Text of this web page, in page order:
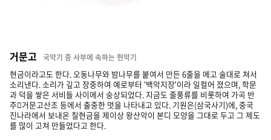
거문고 국악기 중 사부에 속하는 현악기
현금이라고도 한다. 오동나무와 밤나무를 붙여서 만든 6줄을 메고 술대로 쳐서
소리낸다. 소리가 깊고 장중하여 예로부터 ‘백악지장’이라 일컬어 졌으며, 학문
과 덕을 쌓은 서비들 사이에서 숭상되었다. 지금도 줄풍류를 비롯하여 가곡 반
주거문고산조 등에서 출중한 멋을 나타내고 있다. 기원은(삼국사기)에, 중국
진나라에서 보내온 칠현금을 제이상 왕산악이 본디 모양을 그대로 두고 그 제도
를 많이 고쳐 만들었다고 한다.